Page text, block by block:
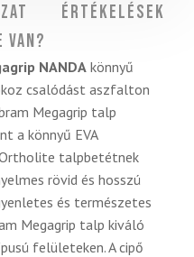
Értékelések
van?
NANDA könnyű
csalódást aszfalton
Megagrip talp
a könnyű EVA
talpbetétnek
rövid és hosszú
és természetes
Megagrip talp kiváló
felületeken. A cipő